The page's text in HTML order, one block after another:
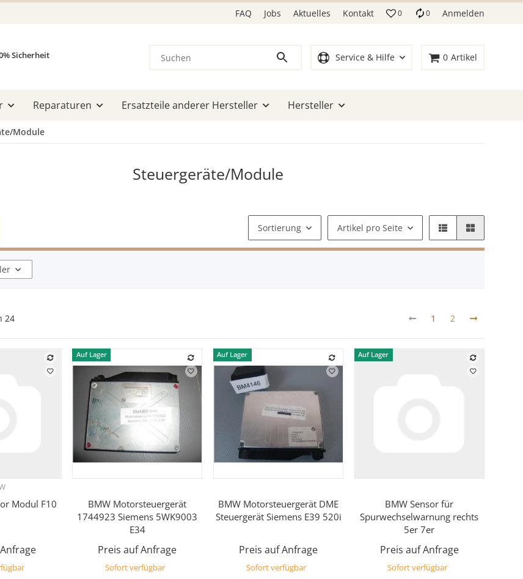
FAQ Jobs Aktuelles Kontakt 0 0 Anmelden
Sicherheit Service & Hilfe 0 Artikel
Reparaturen Ersatzteile anderer Hersteller Hersteller
Module
Steuergeräte/Module
Sortierung Artikel pro Seite
24 1 2
Modul F10
Auf Lager
BMW Motorsteuergerät
1744923 Siemens 5WK9003
E34
Preis auf Anfrage
Sofort verfügbar
Auf Lager
BMW Motorsteuergerät DME
Steuergerät Siemens E39 520i
Preis auf Anfrage
Sofort verfügbar
Auf Lager
BMW Sensor für
Spurwechselwarnung rechts
5er 7er
Preis auf Anfrage
Sofort verfügbar